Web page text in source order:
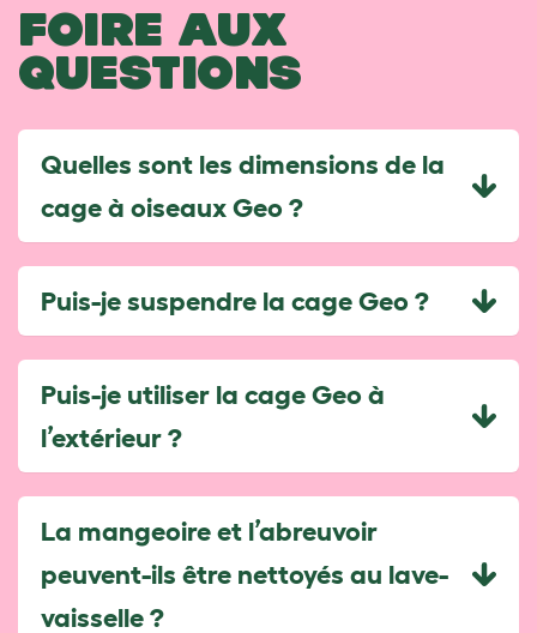
FOIRE AUX
QUESTIONS
Quelles sont les dimensions de la
cage à oiseaux Geo ?
Puis-je suspendre la cage Geo ?
Puis-je utiliser la cage Geo à
l’extérieur ?
La mangeoire et l’abreuvoir
peuvent-ils être nettoyés au lave-
vaisselle ?